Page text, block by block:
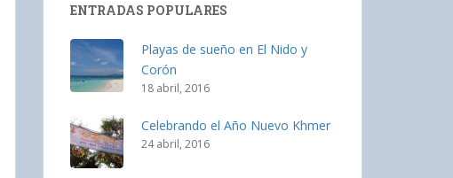
ENTRADAS POPULARES
Playas de sueño en El Nido y
Corón
18 abril, 2016
Celebrando el Año Nuevo Khmer
24 abril, 2016